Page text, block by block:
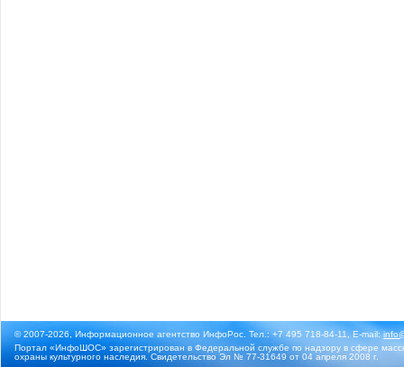
© 2007-2026, Информационное агентство ИнфоРос. Тел.: +7 495 718-84-11, E-mail:
Портал «ИнфоШОС» зарегистрирован в Федеральной службе по надзору в сфере
охраны культурного наследия. Свидетельство Эл № 77-31649 от 04 апреля 2008 г.